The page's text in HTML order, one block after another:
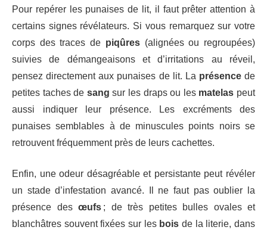
Pour repérer les punaises de lit, il faut prêter attention à
certains signes révélateurs. Si vous remarquez sur votre
corps des traces de piqûres(alignées ou regroupées)
suivies de démangeaisons et d’irritations au réveil,
pensez directement aux punaises de lit. La présencede
petites taches de sang sur les draps ou les matelas peut
aussi indiquer leur présence. Les excréments des
punaises semblables à de minuscules points noirs se
retrouvent fréquemment près de leurs cachettes.
Enfin, une odeur désagréable et persistante peut révéler
un stade d’infestation avancé. Il ne faut pas oublier la
présence des œufs ; de très petites bulles ovales et
blanchâtres souvent fixées sur les bois de la literie, dans